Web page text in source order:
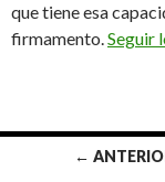
que tiene esa
firmamento.Seguir
←